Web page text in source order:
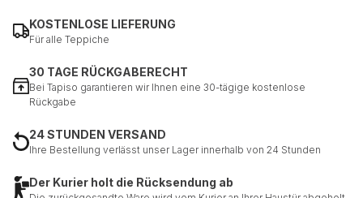
KOSTENLOSE LIEFERUNG
Für alle Teppiche
30 TAGE RÜCKGABERECHT
Bei Tapiso garantieren wir Ihnen eine 30-tägige kostenlose
Rückgabe
24 STUNDEN VERSAND
Ihre Bestellung verlässt unser Lager innerhalb von 24 Stunden
Der Kurier holt die Rücksendung ab
Nicht kategorisiert.
Andere nicht kategorisierte Cookies sind solche, die
analysiert werden und noch keiner Kategorie zugeordnet
wurden.
Alle ablehnen
Meine Einstellungen speichern